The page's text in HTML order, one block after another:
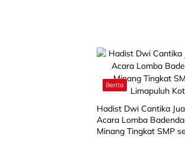
Berita
Hadist Dwi Cantika
Acara Lomba
Minang Tingkat SMP